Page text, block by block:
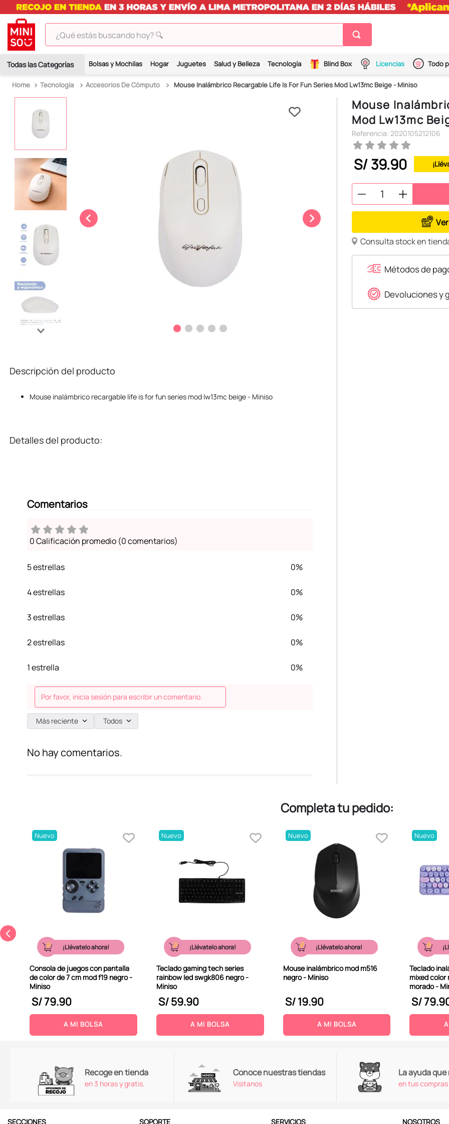
¿Qué estás buscando hoy? 🔍
Bolsas y Mochilas Hogar Juguetes Salud y Belleza Tecnología Blind Box Licencias Todo
Tecnología Accesorios De Cómputo Mouse Inalámbrico Recargable Life Is For Fun Series Mod Lw13mc Beige - Miniso
Descripción del producto
Mouse inalámbrico recargable life is for fun series mod lw13mc beige - Miniso
Detalles del producto:
Comentarios
0 Calificación promedio (0 comentarios)
5 estrellas 0%
4 estrellas 0%
3 estrellas 0%
2 estrellas 0%
1 estrella 0%
Por favor, inicia sesión para escribir un comentario.
Más reciente Todos
No hay comentarios.
Mouse
Mod Lw13mc
Referencia: 2020105212106
S/39.90
Consulta stock en
Métodos de
Devoluciones y
Completa tu pedido:
Nuevo
¡Llévatelo ahora!
Consola de juegos con pantalla
de color de 7 cm mod f19 negro -
Miniso
S/79.90
A MI BOLSA
Nuevo
¡Llévatelo ahora!
Teclado gaming tech series
rainbow led swgk806 negro -
Miniso
S/59.90
A MI BOLSA
Nuevo
¡Llévatelo ahora!
Mouse inalámbrico mod m516
negro - Miniso
S/19.90
A MI BOLSA
Nuevo
Teclado
mixed color
morado -
S/79.
Recoge en tienda
en 3 horas y gratis.
Conoce nuestras tiendas
Visitanos
La ayuda
en tus compras
SECCIONES SOPORTE SERVICIOS NOSOTROS
2.
hello kitty
harry potter